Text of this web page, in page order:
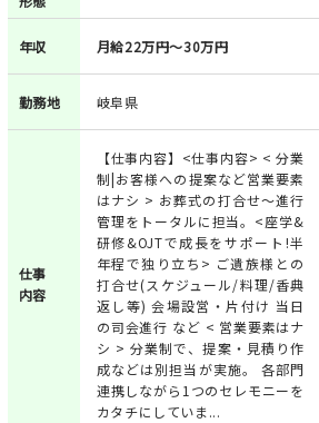
年収 月給22万円～30万円
勤務地 岐阜県
仕事
内容
【仕事内容】<仕事内容> < 分業
制|お客様への提案など営業要素
はナシ > お葬式の打合せ～進行
管理をトータルに担当。<座学&
研修&OJTで成長をサポート!半
年程で独り立ち> ご遺族様との
打合せ(スケジュール/料理/香典
返し等) 会場設営・片付け 当日
の司会進行 など < 営業要素はナ
シ > 分業制で、提案・見積り作
成などは別担当が実施。 各部門
連携しながら1つのセレモニーを
カタチにしていま...